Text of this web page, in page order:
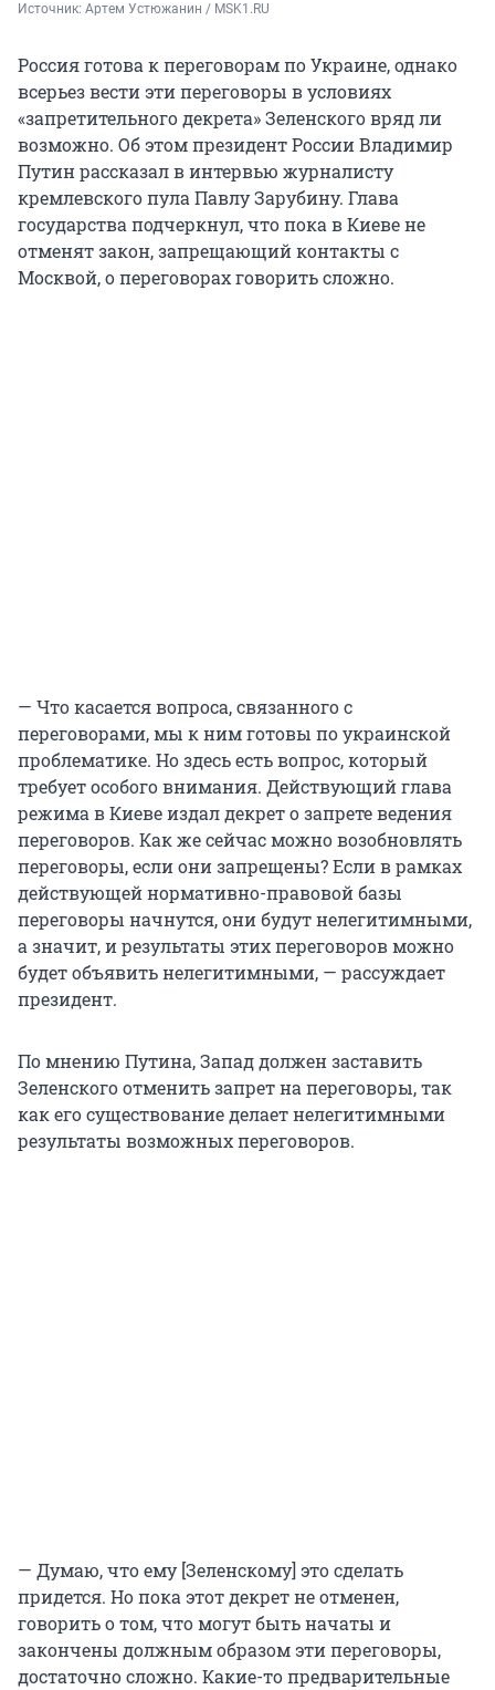
Источник: Артем Устюжанин / MSK1.RU
Россия готова к переговорам по Украине, однако
всерьез вести эти переговоры в условиях
«запретительного декрета» Зеленского вряд ли
возможно. Об этом президент России Владимир
Путин рассказал в интервью журналисту
кремлевского пула Павлу Зарубину. Глава
государства подчеркнул, что пока в Киеве не
отменят закон, запрещающий контакты с
Москвой, о переговорах говорить сложно.
— Что касается вопроса, связанного с
переговорами, мы к ним готовы по украинской
проблематике. Но здесь есть вопрос, который
требует особого внимания. Действующий глава
режима в Киеве издал декрет о запрете ведения
переговоров. Как же сейчас можно возобновлять
переговоры, если они запрещены? Если в рамках
действующей нормативно-правовой базы
переговоры начнутся, они будут нелегитимными,
а значит, и результаты этих переговоров можно
будет объявить нелегитимными, — рассуждает
президент.
По мнению Путина, Запад должен заставить
Зеленского отменить запрет на переговоры, так
как его существование делает нелегитимными
результаты возможных переговоров.
— Думаю, что ему [Зеленскому] это сделать
придется. Но пока этот декрет не отменен,
говорить о том, что могут быть начаты и
закончены должным образом эти переговоры,
достаточно сложно. Какие-то предварительные